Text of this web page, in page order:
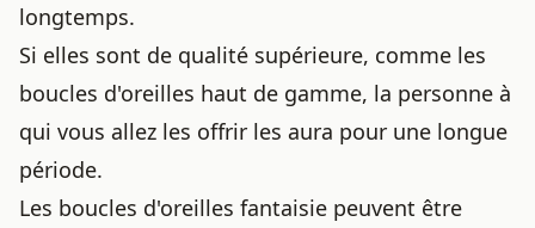
longtemps.
Si elles sont de qualité supérieure, comme les
boucles d'oreilles haut de gamme, la personne à
qui vous allez les offrir les aura pour une longue
période.
Les boucles d'oreilles fantaisie peuvent être